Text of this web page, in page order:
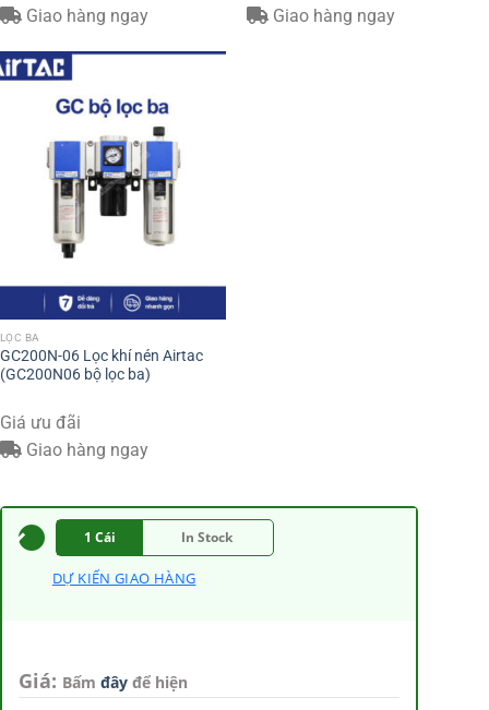
Giao hàng ngay
Giao hàng ngay
LỌC BA
GC200N-06 Lọc khí nén Airtac
(GC200N06 bộ lọc ba)
Giá ưu đãi
Giao hàng ngay
1 Cái In Stock
DỰ KIẾN GIAO HÀNG
Giá: Bấm đây để hiện